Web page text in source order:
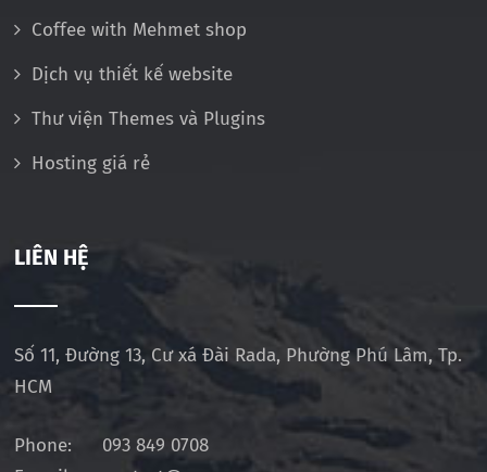
Coffee with Mehmet shop
Dịch vụ thiết kế website
Thư viện Themes và Plugins
Hosting giá rẻ
LIÊN HỆ
Số 11, Đường 13, Cư xá Đài Rada, Phường Phú Lâm, Tp.
HCM
Phone:
093 849 0708